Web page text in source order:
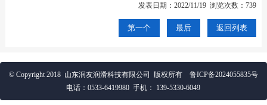
发表日期：2022/11/19 浏览次数：739
第一个 最后 返回列表
© Copyright 2018 山东润友润滑科技有限公司 版权所有 鲁ICP备2024055835号
电话：0533-6419980 手机： 139-5330-6049